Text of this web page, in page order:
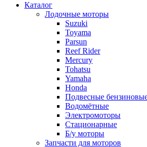
Каталог
Лодочные моторы
Suzuki
Toyama
Parsun
Reef Rider
Mercury
Tohatsu
Yamaha
Honda
Подвесные
Водомётные
Электромоторы
Стационарные
Б/у моторы
Запчасти для моторов